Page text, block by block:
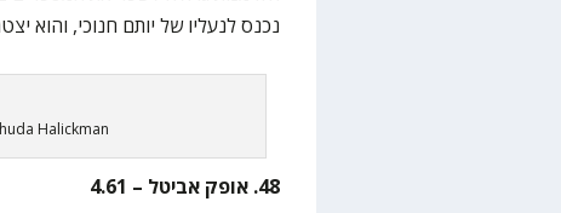
נכנס לנעליו של יותם חנוכי, והוא
Halickman
48. אופק אביטל – 4.61